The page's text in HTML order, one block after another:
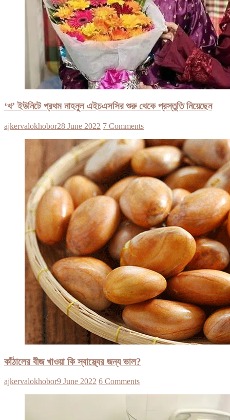
‘খ’ ইউনিটে প্রথম নাহনুল এইচএসসির শুরু থেকে প্রস্তুতি নিয়েছেন
ajkervalokhobor28 June 2022 7 Comments
কাঁঠালের বীজ খাওয়া কি স্বাস্থ্যের জন্য ভাল?
ajkervalokhobor9 June 2022 6 Comments